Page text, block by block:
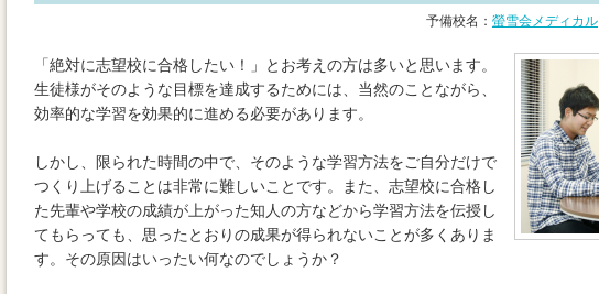
予備校名： 螢雪会メディカル
「絶対に志望校に合格したい！」とお考えの方は多いと思います。
生徒様がそのような目標を達成するためには、当然のことながら、
効率的な学習を効果的に進める必要があります。
しかし、限られた時間の中で、そのような学習方法をご自分だけで
つくり上げることは非常に難しいことです。また、志望校に合格し
た先輩や学校の成績が上がった知人の方などから学習方法を伝授し
てもらっても、思ったとおりの成果が得られないことが多くありま
す。その原因はいったい何なのでしょうか？